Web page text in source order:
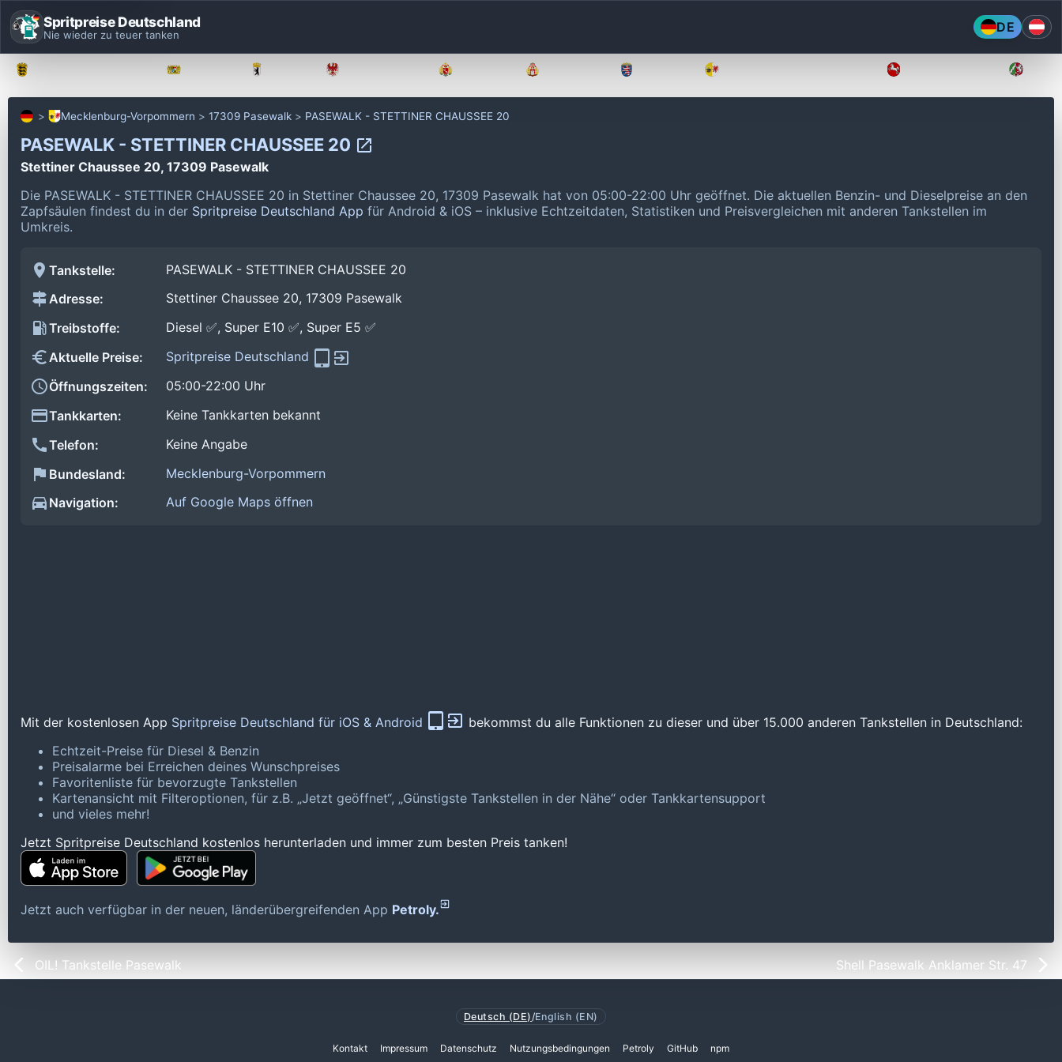
Spritpreise Deutschland
Nie wieder zu teuer tanken DE
Mecklenburg-Vorpommern 17309 Pasewalk PASEWALK - STETTINER CHAUSSEE 20
PASEWALK - STETTINER CHAUSSEE 20
Stettiner Chaussee 20, 17309 Pasewalk
Die PASEWALK - STETTINER CHAUSSEE 20 in Stettiner Chaussee 20, 17309 Pasewalk hat von 05:00-22:00 Uhr geöffnet. Die aktuellen Benzin- und Dieselpreise an den
Zapfsäulen findest du in der Spritpreise Deutschland App für Android & iOS – inklusive Echtzeitdaten, Statistiken und Preisvergleichen mit anderen Tankstellen im
Umkreis.
Tankstelle:
PASEWALK - STETTINER CHAUSSEE 20
Adresse:
Stettiner Chaussee 20, 17309 Pasewalk
Treibstoffe:
Diesel ✅, Super E10 ✅, Super E5 ✅
Aktuelle Preise:
Spritpreise Deutschland
Öffnungszeiten:
05:00-22:00 Uhr
Tankkarten:
Keine Tankkarten bekannt
Telefon:
Keine Angabe
Bundesland:
Mecklenburg-Vorpommern
Navigation:
Auf Google Maps öffnen
Mit der kostenlosen App Spritpreise Deutschland für iOS & Android
bekommst du alle Funktionen zu dieser und über 15.000 anderen Tankstellen in Deutschland:
Echtzeit-Preise für Diesel & Benzin
Preisalarme bei Erreichen deines Wunschpreises
Favoritenliste für bevorzugte Tankstellen
Kartenansicht mit Filteroptionen, für z.B. „Jetzt geöffnet“, „Günstigste Tankstellen in der Nähe“ oder Tankkartensupport
und vieles mehr!
Jetzt Spritpreise Deutschland kostenlos herunterladen und immer zum besten Preis tanken!
Jetzt auch verfügbar in der neuen, länderübergreifenden App Petroly.
OIL! Tankstelle Pasewalk Shell Pasewalk Anklamer Str. 47
Deutsch (DE) /English (EN)
Kontakt Impressum Datenschutz Nutzungsbedingungen Petroly GitHub npm